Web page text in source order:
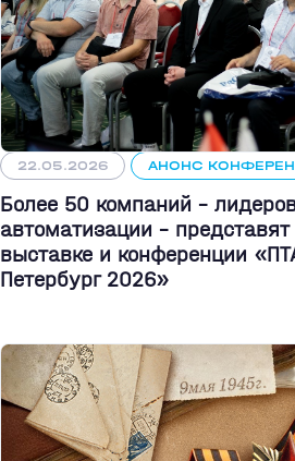
22.05.2026 АНОНС
Более 50 компаний -
автоматизации -
выставке и конференции
Петербург 2026»